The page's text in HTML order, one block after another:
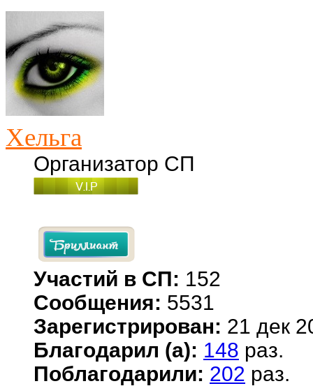
Хельга
Организатор СП
Участий в СП: 152
Сообщения: 5531
Зарегистрирован: 21 дек
Благодарил (а): 148 раз.
Поблагодарили: 202 раз.